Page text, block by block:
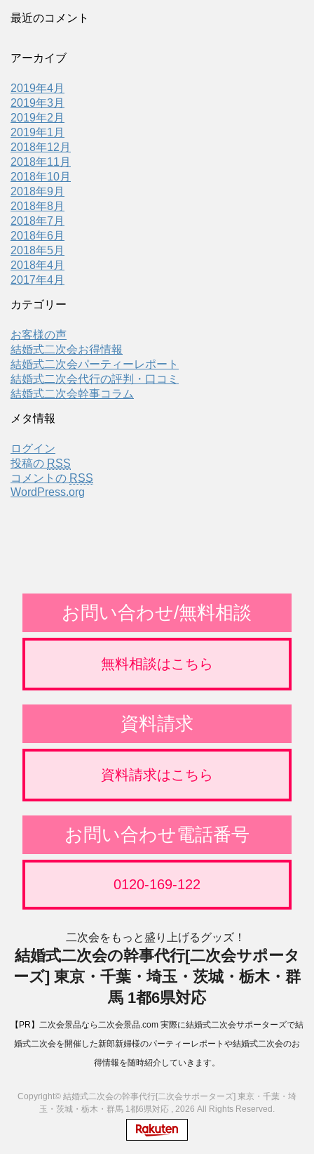
最近のコメント
アーカイブ
2019年4月
2019年3月
2019年2月
2019年1月
2018年12月
2018年11月
2018年10月
2018年9月
2018年8月
2018年7月
2018年6月
2018年5月
2018年4月
2017年4月
カテゴリー
お客様の声
結婚式二次会お得情報
結婚式二次会パーティーレポート
結婚式二次会代行の評判・口コミ
結婚式二次会幹事コラム
メタ情報
ログイン
投稿の RSS
コメントの RSS
WordPress.org
お問い合わせ/無料相談
無料相談はこちら
資料請求
資料請求はこちら
お問い合わせ電話番号
0120-169-122
二次会をもっと盛り上げるグッズ！
結婚式二次会の幹事代行[二次会サポータ
ーズ] 東京・千葉・埼玉・茨城・栃木・群
馬 1都6県対応
【PR】 二次会景品なら二次会景品.com 実際に結婚式二次会サポーターズで結
婚式二次会を開催した新郎新婦様のパーティーレポートや結婚式二次会のお
得情報を随時紹介していきます。
Copyright© 結婚式二次会の幹事代行[二次会サポーターズ] 東京・千葉・埼
玉・茨城・栃木・群馬 1都6県対応 , 2026 All Rights Reserved.